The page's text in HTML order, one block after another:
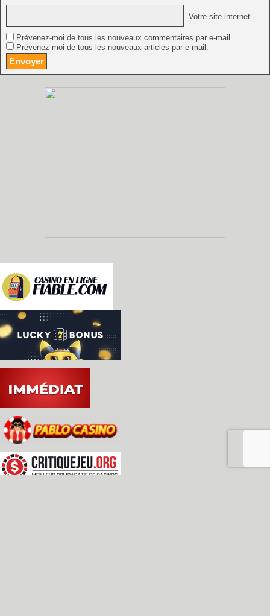
Votre site internet
Prévenez-moi de tous les nouveaux commentaires par e-mail.
Prévenez-moi de tous les nouveaux articles par e-mail.